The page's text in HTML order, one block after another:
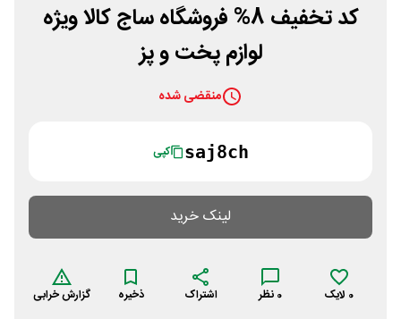
کد تخفیف 8% فروشگاه ساج کالا ویژه
لوازم پخت و پز
منقضی شده
saj8ch کپی
لینک خرید
0 لایک 0 نظر اشتراک ذخیره گزارش خرابی